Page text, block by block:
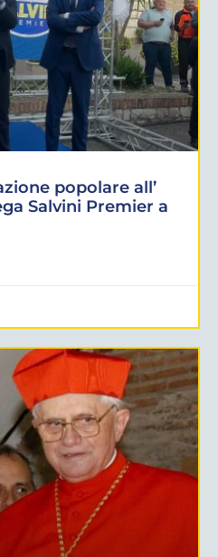
popolare all’
Salvini Premier a